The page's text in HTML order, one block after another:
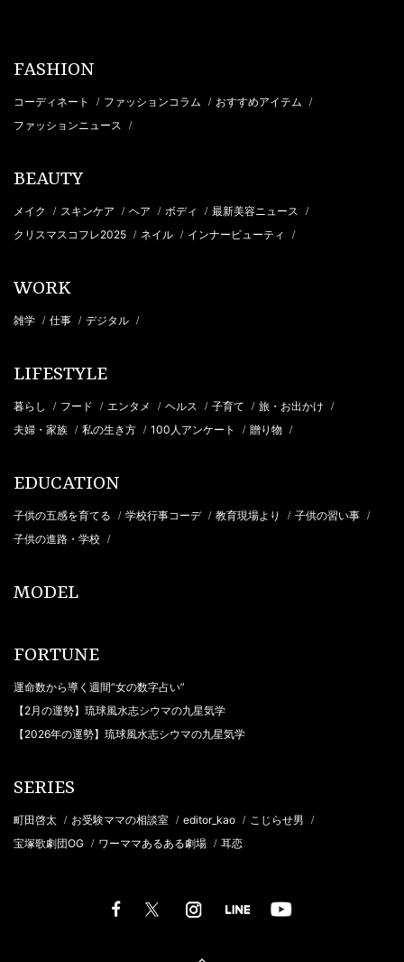
FASHION
コーディネート / ファッションコラム / おすすめアイテム /
ファッションニュース /
BEAUTY
メイク / スキンケア / ヘア / ボディ / 最新美容ニュース /
クリスマスコフレ2025 / ネイル / インナービューティ /
WORK
雑学 / 仕事 / デジタル /
LIFESTYLE
暮らし / フード / エンタメ / ヘルス / 子育て / 旅・お出かけ /
夫婦・家族 / 私の生き方 / 100人アンケート / 贈り物 /
EDUCATION
子供の五感を育てる / 学校行事コーデ / 教育現場より / 子供の習い事 /
子供の進路・学校 /
MODEL
FORTUNE
運命数から導く週間“女の数字占い”
【2月の運勢】琉球風水志シウマの九星気学
【2026年の運勢】琉球風水志シウマの九星気学
SERIES
町田啓太 / お受験ママの相談室 / editor_kao / こじらせ男 /
宝塚歌劇団OG / ワーママあるある劇場 / 耳恋